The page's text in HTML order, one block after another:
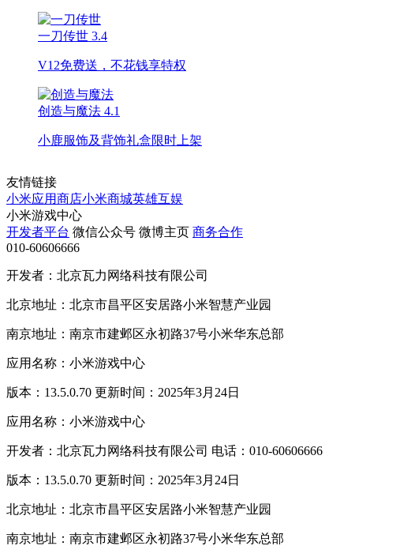
一刀传世 3.4
V12免费送，不花钱享特权
创造与魔法 4.1
小鹿服饰及背饰礼盒限时上架
友情链接
小米应用商店小米商城英雄互娱
小米游戏中心
开发者平台 微信公众号 微博主页 商务合作
010-60606666
开发者：北京瓦力网络科技有限公司
北京地址：北京市昌平区安居路小米智慧产业园
南京地址：南京市建邺区永初路37号小米华东总部
应用名称：小米游戏中心
版本：13.5.0.70 更新时间：2025年3月24日
应用名称：小米游戏中心
开发者：北京瓦力网络科技有限公司 电话：010-60606666
版本：13.5.0.70 更新时间：2025年3月24日
北京地址：北京市昌平区安居路小米智慧产业园
南京地址：南京市建邺区永初路37号小米华东总部